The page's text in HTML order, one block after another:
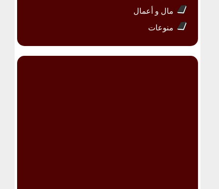
مال و أعمال
منوعات